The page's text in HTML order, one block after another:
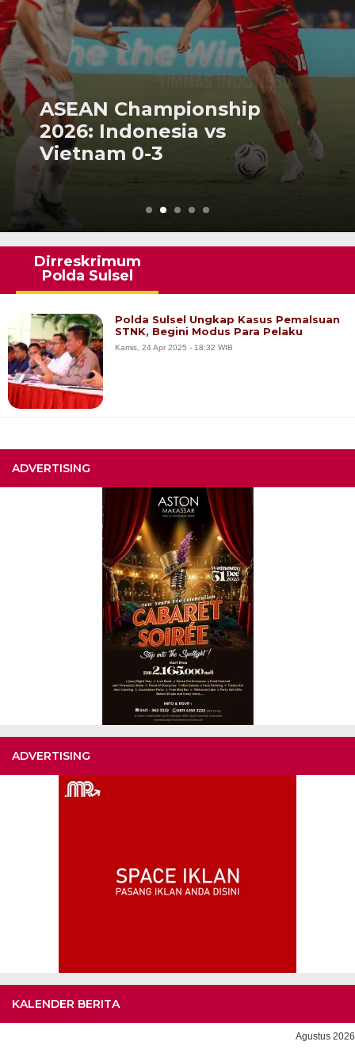
ASEAN Championship
2026: Indonesia vs
Vietnam 0-3
ADVERTISING
ADVERTISING
KALENDER BERITA
Agustus 2026
Dirreskrimum
Polda Sulsel
Polda Sulsel Ungkap Kasus Pemalsuan
STNK, Begini Modus Para Pelaku
Kamis, 24 Apr 2025 - 18:32 WIB